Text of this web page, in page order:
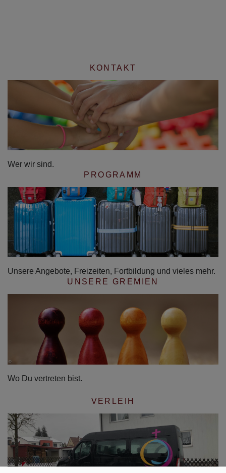
KONTAKT
Wer wir sind.
PROGRAMM
Unsere Angebote, Freizeiten, Fortbildung und vieles mehr.
UNSERE GREMIEN
Wo Du vertreten bist.
VERLEIH